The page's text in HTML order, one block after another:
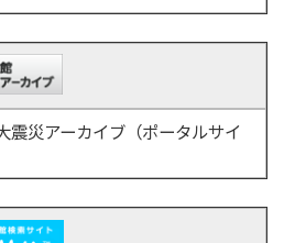
震災アーカイブ（ポータルサイ